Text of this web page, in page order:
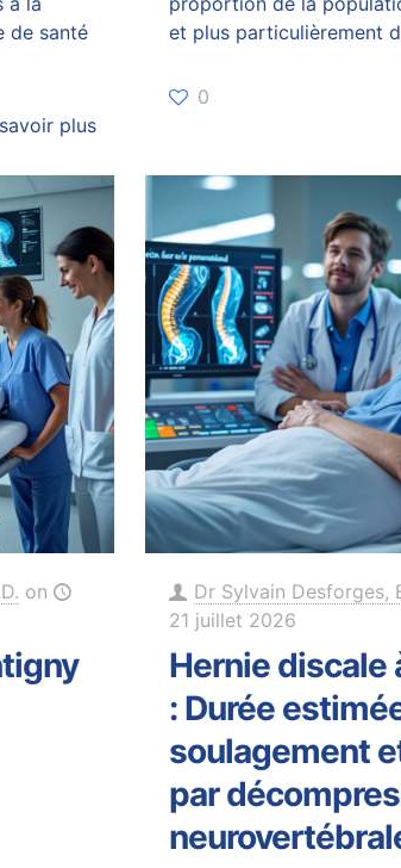
de santé
plus
et plus particulièrement
0
on
Dr Sylvain Desforges,
21 juillet 2026
Hernie discale
: Durée
soulagement
par